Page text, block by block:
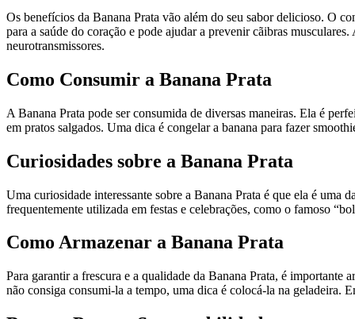
Os benefícios da Banana Prata vão além do seu sabor delicioso. O
para a saúde do coração e pode ajudar a prevenir cãibras
neurotransmissores.
Como Consumir a Banana Prata
A Banana Prata pode ser consumida de diversas maneiras. Ela é
em pratos salgados. Uma dica é congelar a banana para fazer
Curiosidades sobre a Banana Prata
Uma curiosidade interessante sobre a Banana Prata é que ela é
frequentemente utilizada em festas e celebrações, como o famoso
Como Armazenar a Banana Prata
Para garantir a frescura e a qualidade da Banana Prata, é importante
não consiga consumi-la a tempo, uma dica é colocá-la na geladeira.